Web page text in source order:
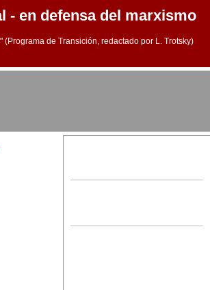
- en defensa del marxismo
(Programa de Transición, redactado por L. Trotsky)